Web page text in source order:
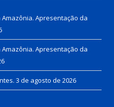
Amazônia. Apresentação da
Amazônia. Apresentação da
3 de agosto de 2026